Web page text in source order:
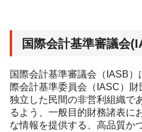
国際会計基準審議会
国際会計基準審議会（IASB
際会計基準委員会（IASC）財
独立した民間の非営利組織で
るよう、一般目的財務諸表に
な情報を提供する、高品質か